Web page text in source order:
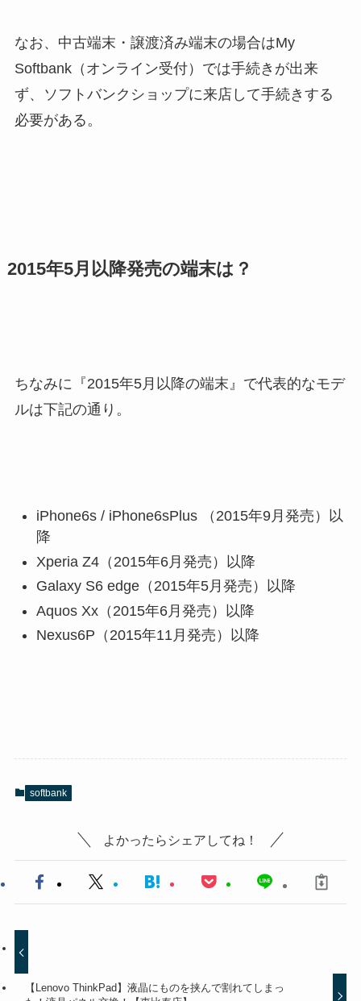
なお、中古端末・譲渡済み端末の場合はMy
Softbank（オンライン受付）では手続きが出来
ず、ソフトバンクショップに来店して手続きする
必要がある。
2015年5月以降発売の端末は？
ちなみに『2015年5月以降の端末』で代表的なモデ
ルは下記の通り。
iPhone6s / iPhone6sPlus （2015年9月発売）以
降
Xperia Z4（2015年6月発売）以降
Galaxy S6 edge（2015年5月発売）以降
Aquos Xx（2015年6月発売）以降
Nexus6P（2015年11月発売）以降
softbank
よかったらシェアしてね！
【Lenovo ThinkPad】液晶にものを挟んで割れてしまっ